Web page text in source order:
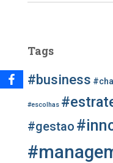
a
p
o
:
Tags
#business
#escolhas
#gestao